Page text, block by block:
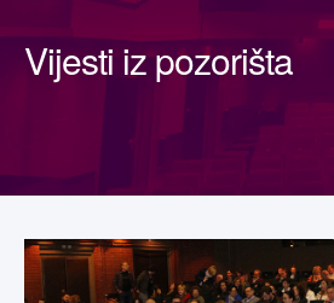
Vijesti iz pozorišta